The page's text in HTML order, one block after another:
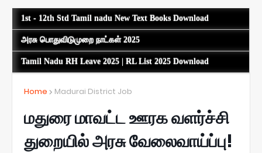
1st - 12th Std Tamil nadu New Text Books Download
அரசு பொதுவிடுமுறை நாட்கள் 2025
Tamil Nadu RH Leave 2025 | RL List 2025 Download
Home Madurai District Job
மதுரை மாவட்ட ஊரக வளர்ச்சி
துறையில் அரசு வேலைவாய்ப்பு!